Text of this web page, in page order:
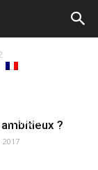
Français ?